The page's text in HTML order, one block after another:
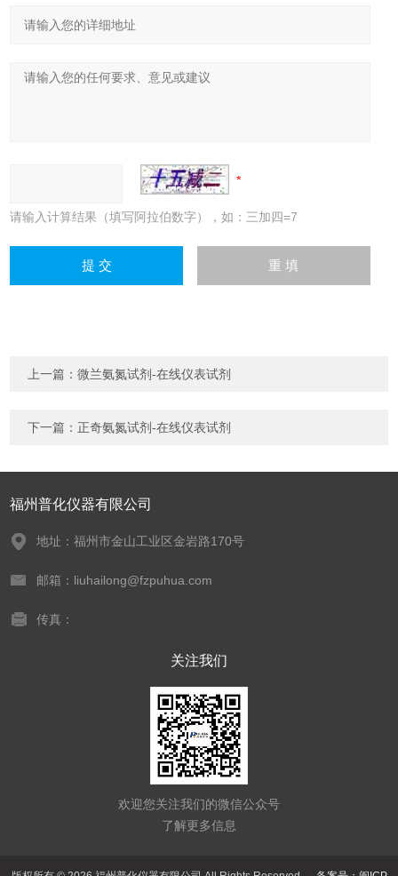
请输入计算结果（填写阿拉伯数字），如：三加四=7
上一篇：微兰氨氮试剂-在线仪表试剂
下一篇： 正奇氨氮试剂-在线仪表试剂
福州普化仪器有限公司
地址：福州市金山工业区金岩路170号
邮箱：liuhailong@fzpuhua.com
传真：
关注我们
欢迎您关注我们的微信公众号
了解更多信息